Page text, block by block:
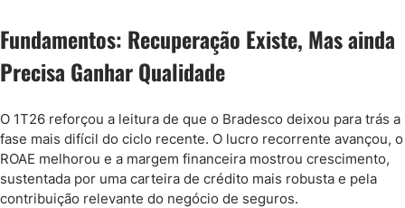
Fundamentos: Recuperação Existe, Mas ainda
Precisa Ganhar Qualidade
O 1T26 reforçou a leitura de que o Bradesco deixou para trás a
fase mais difícil do ciclo recente. O lucro recorrente avançou, o
ROAE melhorou e a margem financeira mostrou crescimento,
sustentada por uma carteira de crédito mais robusta e pela
contribuição relevante do negócio de seguros.